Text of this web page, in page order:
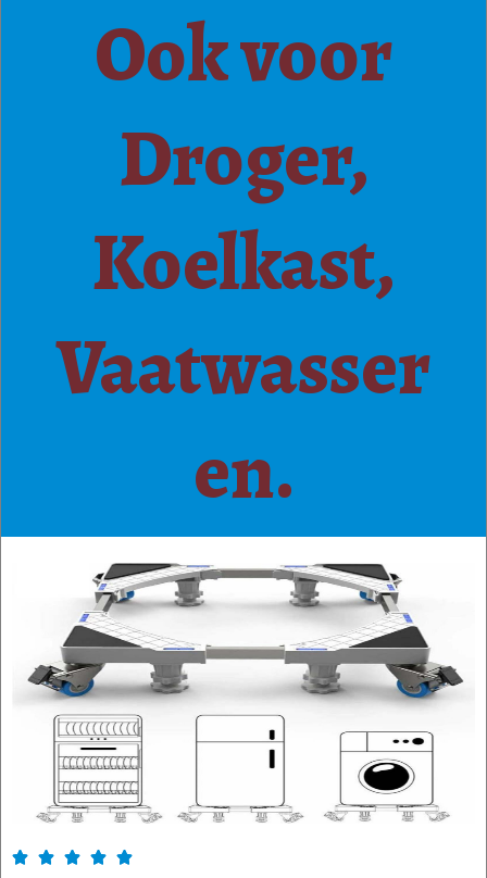
Ook voor
Droger,
Koelkast,
Vaatwasser
en.
    